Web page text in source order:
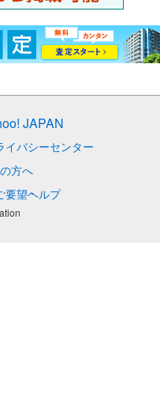
JAPAN
イバシーセンター
方へ
要望ヘルプ